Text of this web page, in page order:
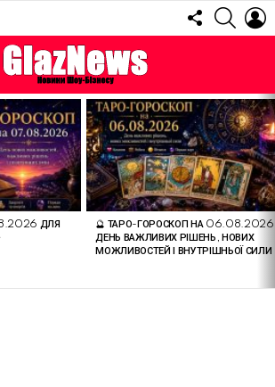
FOLLOW
US
ДЛЯ
🔮 ТАРО-ГОРОСКОП НА
ДЕНЬ ВАЖЛИВИХ РІШЕНЬ, НОВИХ
МОЖЛИВОСТЕЙ І ВНУТРІШНЬОЇ СИЛИ